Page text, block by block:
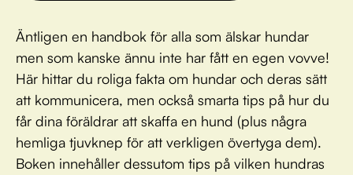
Äntligen en handbok för alla som älskar hundar
men som kanske ännu inte har fått en egen vovve!
Här hittar du roliga fakta om hundar och deras sätt
att kommunicera, men också smarta tips på hur du
får dina föräldrar att skaffa en hund (plus några
hemliga tjuvknep för att verkligen övertyga dem).
Boken innehåller dessutom tips på vilken hundras